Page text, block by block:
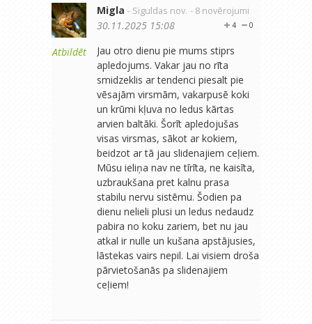
Atbildēt
Migla - Siguldas nov. - 8 novērojumi
0
4
30.11.2025 15:08
Jau otro dienu pie mums stiprs
apledojums. Vakar jau no rīta
smidzeklis ar tendenci piesalt pie
vēsajām virsmām, vakarpusē koki
un krūmi kļuva no ledus kārtas
arvien baltāki. Šorīt apledojušas
visas virsmas, sākot ar kokiem,
beidzot ar tā jau slidenajiem ceļiem.
Mūsu ieliņa nav ne tīrīta, ne kaisīta,
uzbraukšana pret kalnu prasa
stabilu nervu sistēmu. Šodien pa
dienu nelieli plusi un ledus nedaudz
pabira no koku zariem, bet nu jau
atkal ir nulle un kušana apstājusies,
lāstekas vairs nepil. Lai visiem droša
pārvietošanās pa slidenajiem
ceļiem!